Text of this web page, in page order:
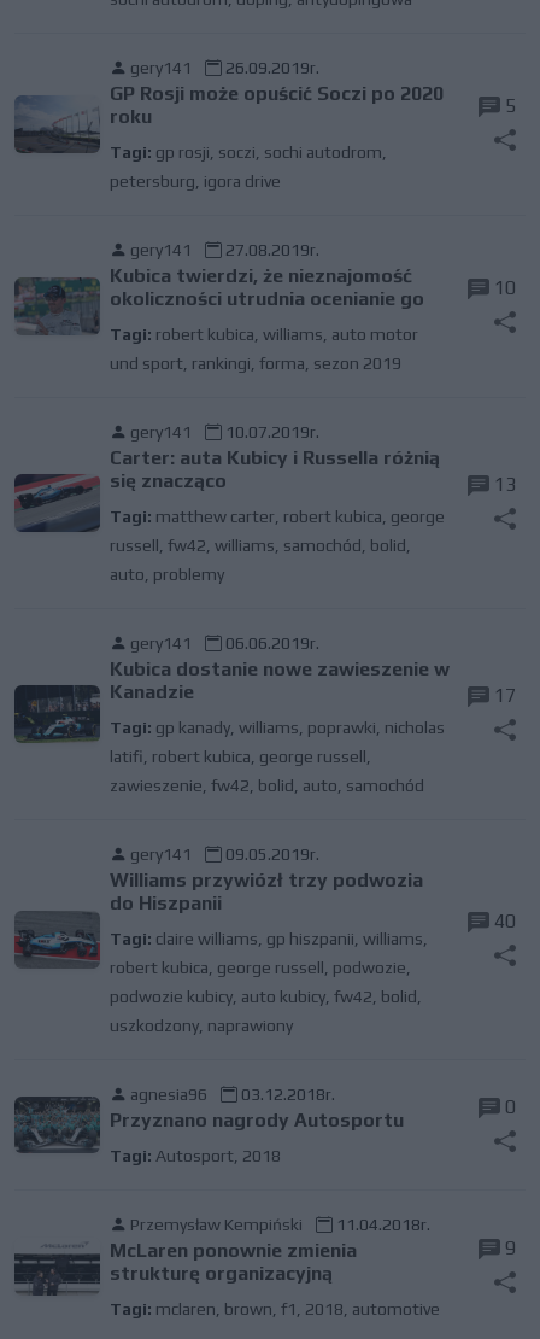
gery141 26.09.2019r.
GP Rosji może opuścić Soczi po 2020
roku
Tagi: gp rosji soczi sochi autodrom
petersburg igora drive
5
gery141 27.08.2019r.
Kubica twierdzi, że nieznajomość
okoliczności utrudnia ocenianie go
Tagi: robert kubica williams auto motor
und sport rankingi forma sezon 2019
10
gery141 10.07.2019r.
Carter: auta Kubicy i Russella różnią
się znacząco
Tagi: matthew carter robert kubica george
russell fw42 williams samochód bolid
auto problemy
13
gery141 06.06.2019r.
Kubica dostanie nowe zawieszenie w
Kanadzie
Tagi: gp kanady, williams poprawki nicholas
latifi robert kubica george russell
zawieszenie fw42 bolid auto samochód
17
gery141 09.05.2019r.
Williams przywiózł trzy podwozia
do Hiszpanii
Tagi: claire williams gp hiszpanii williams
robert kubica george russell podwozie
podwozie kubicy, auto kubicy, fw42 bolid
uszkodzony, naprawiony
40
agnesia96 03.12.2018r.
Przyznano nagrody Autosportu
Tagi: Autosport 2018
0
Przemysław Kempiński 11.04.2018r.
McLaren ponownie zmienia
strukturę organizacyjną
Tagi: mclaren brown f1 2018 automotive
9